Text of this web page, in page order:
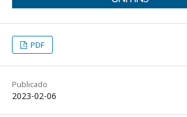
PDF
Publicado
2023-02-06